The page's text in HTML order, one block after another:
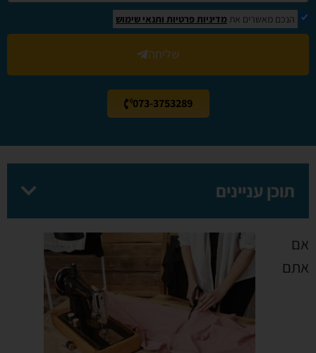
הנכם מאשרים את מדיניות פרטיות ותנאי שימוש
שליחה
073-3753289
תוכן עניינים
אם
אתם